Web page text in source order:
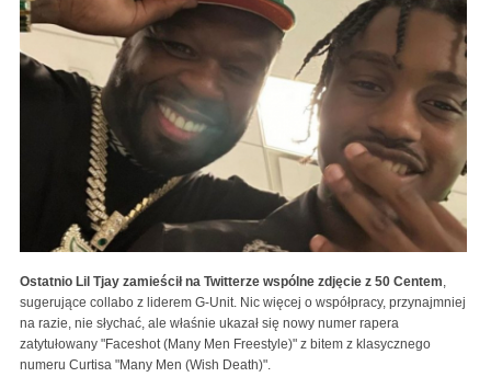
Ostatnio Lil Tjay zamieścił na Twitterze wspólne zdjęcie z 50 Centem,
sugerujące collabo z liderem G-Unit. Nic więcej o współpracy, przynajmniej
na razie, nie słychać, ale właśnie ukazał się nowy numer rapera
zatytułowany "Faceshot (Many Men Freestyle)" z bitem z klasycznego
numeru Curtisa "Many Men (Wish Death)".